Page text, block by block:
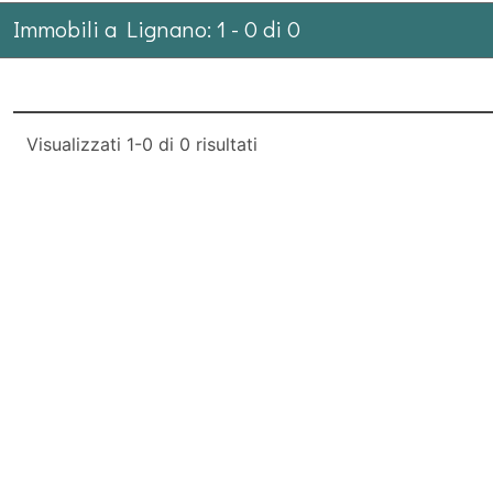
Immobili a Lignano: 1 - 0 di 0
Visualizzati 1-0 di 0 risultati